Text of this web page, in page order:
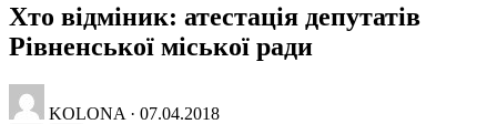
Хто відміник: атестація депутатів
Рівненської міської ради
KOLONA · 07.04.2018